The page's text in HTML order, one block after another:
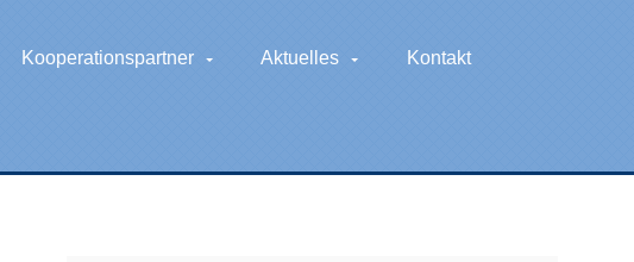
Kooperationspartner Aktuelles Kontakt